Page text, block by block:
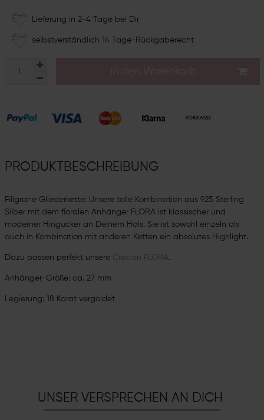
Lieferung in 2-4 Tage bei Dir
selbstverständlich 14 Tage-Rückgaberecht
PRODUKTBESCHREIBUNG
Filigrane Gliederkette: Unsere tolle Kombination aus 925 Sterling
Silber mit dem floralen Anhänger FLORA ist klassischer und
moderner Hingucker an Deinem Hals. Sie ist sowohl einzeln als
auch in Kombination mit anderen Ketten ein absolutes Highlight.
Dazu passen perfekt unsere Creolen FLORA.
Anhänger-Größe: ca. 27 mm
Legierung: 18 Karat vergoldet
UNSER VERSPRECHEN AN DICH